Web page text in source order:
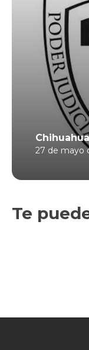
Chihuahua
27 de mayo
Te